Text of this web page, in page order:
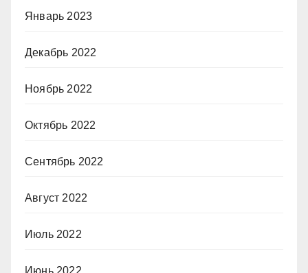
Январь 2023
Декабрь 2022
Ноябрь 2022
Октябрь 2022
Сентябрь 2022
Август 2022
Июль 2022